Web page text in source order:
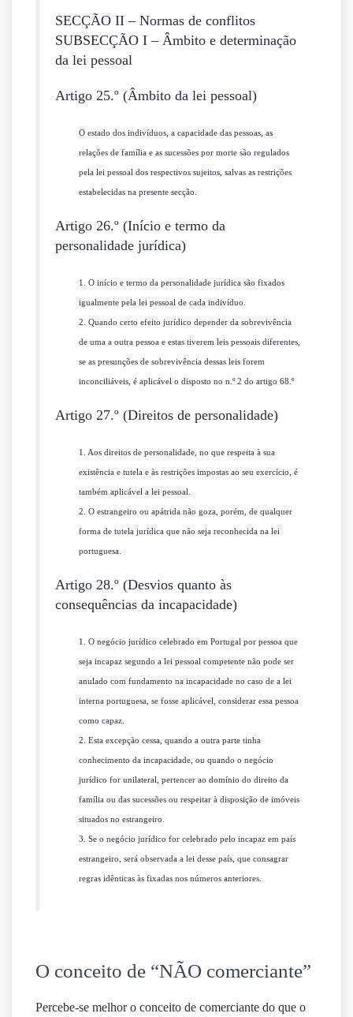
SECÇÃO II – Normas de conflitos
SUBSECÇÃO I – Âmbito e determinação
da lei pessoal
Artigo 25.º (Âmbito da lei pessoal)
O estado dos indivíduos, a capacidade das pessoas, as
relações de família e as sucessões por morte são regulados
pela lei pessoal dos respectivos sujeitos, salvas as restrições
estabelecidas na presente secção.
Artigo 26.º (Início e termo da
personalidade jurídica)
1. O início e termo da personalidade jurídica são fixados
igualmente pela lei pessoal de cada indivíduo.
2. Quando certo efeito jurídico depender da sobrevivência
de uma a outra pessoa e estas tiverem leis pessoais diferentes,
se as presunções de sobrevivência dessas leis forem
inconciliáveis, é aplicável o disposto no n.º 2 do artigo 68.º
Artigo 27.º (Direitos de personalidade)
1. Aos direitos de personalidade, no que respeita à sua
existência e tutela e às restrições impostas ao seu exercício, é
também aplicável a lei pessoal.
2. O estrangeiro ou apátrida não goza, porém, de qualquer
forma de tutela jurídica que não seja reconhecida na lei
portuguesa.
Artigo 28.º (Desvios quanto às
consequências da incapacidade)
1. O negócio jurídico celebrado em Portugal por pessoa que
seja incapaz segundo a lei pessoal competente não pode ser
anulado com fundamento na incapacidade no caso de a lei
interna portuguesa, se fosse aplicável, considerar essa pessoa
como capaz.
2. Esta excepção cessa, quando a outra parte tinha
conhecimento da incapacidade, ou quando o negócio
jurídico for unilateral, pertencer ao domínio do direito da
família ou das sucessões ou respeitar à disposição de imóveis
situados no estrangeiro.
3. Se o negócio jurídico for celebrado pelo incapaz em país
estrangeiro, será observada a lei desse país, que consagrar
regras idênticas às fixadas nos números anteriores.
O conceito de “NÃO comerciante”
Percebe-se melhor o conceito de comerciante do que o